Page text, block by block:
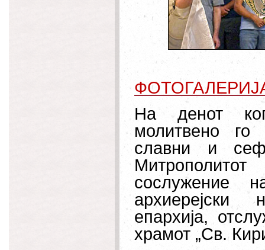
На денот
молитвено го
славни и
сослужение
архиерејски
епархија,
храмот „Св.